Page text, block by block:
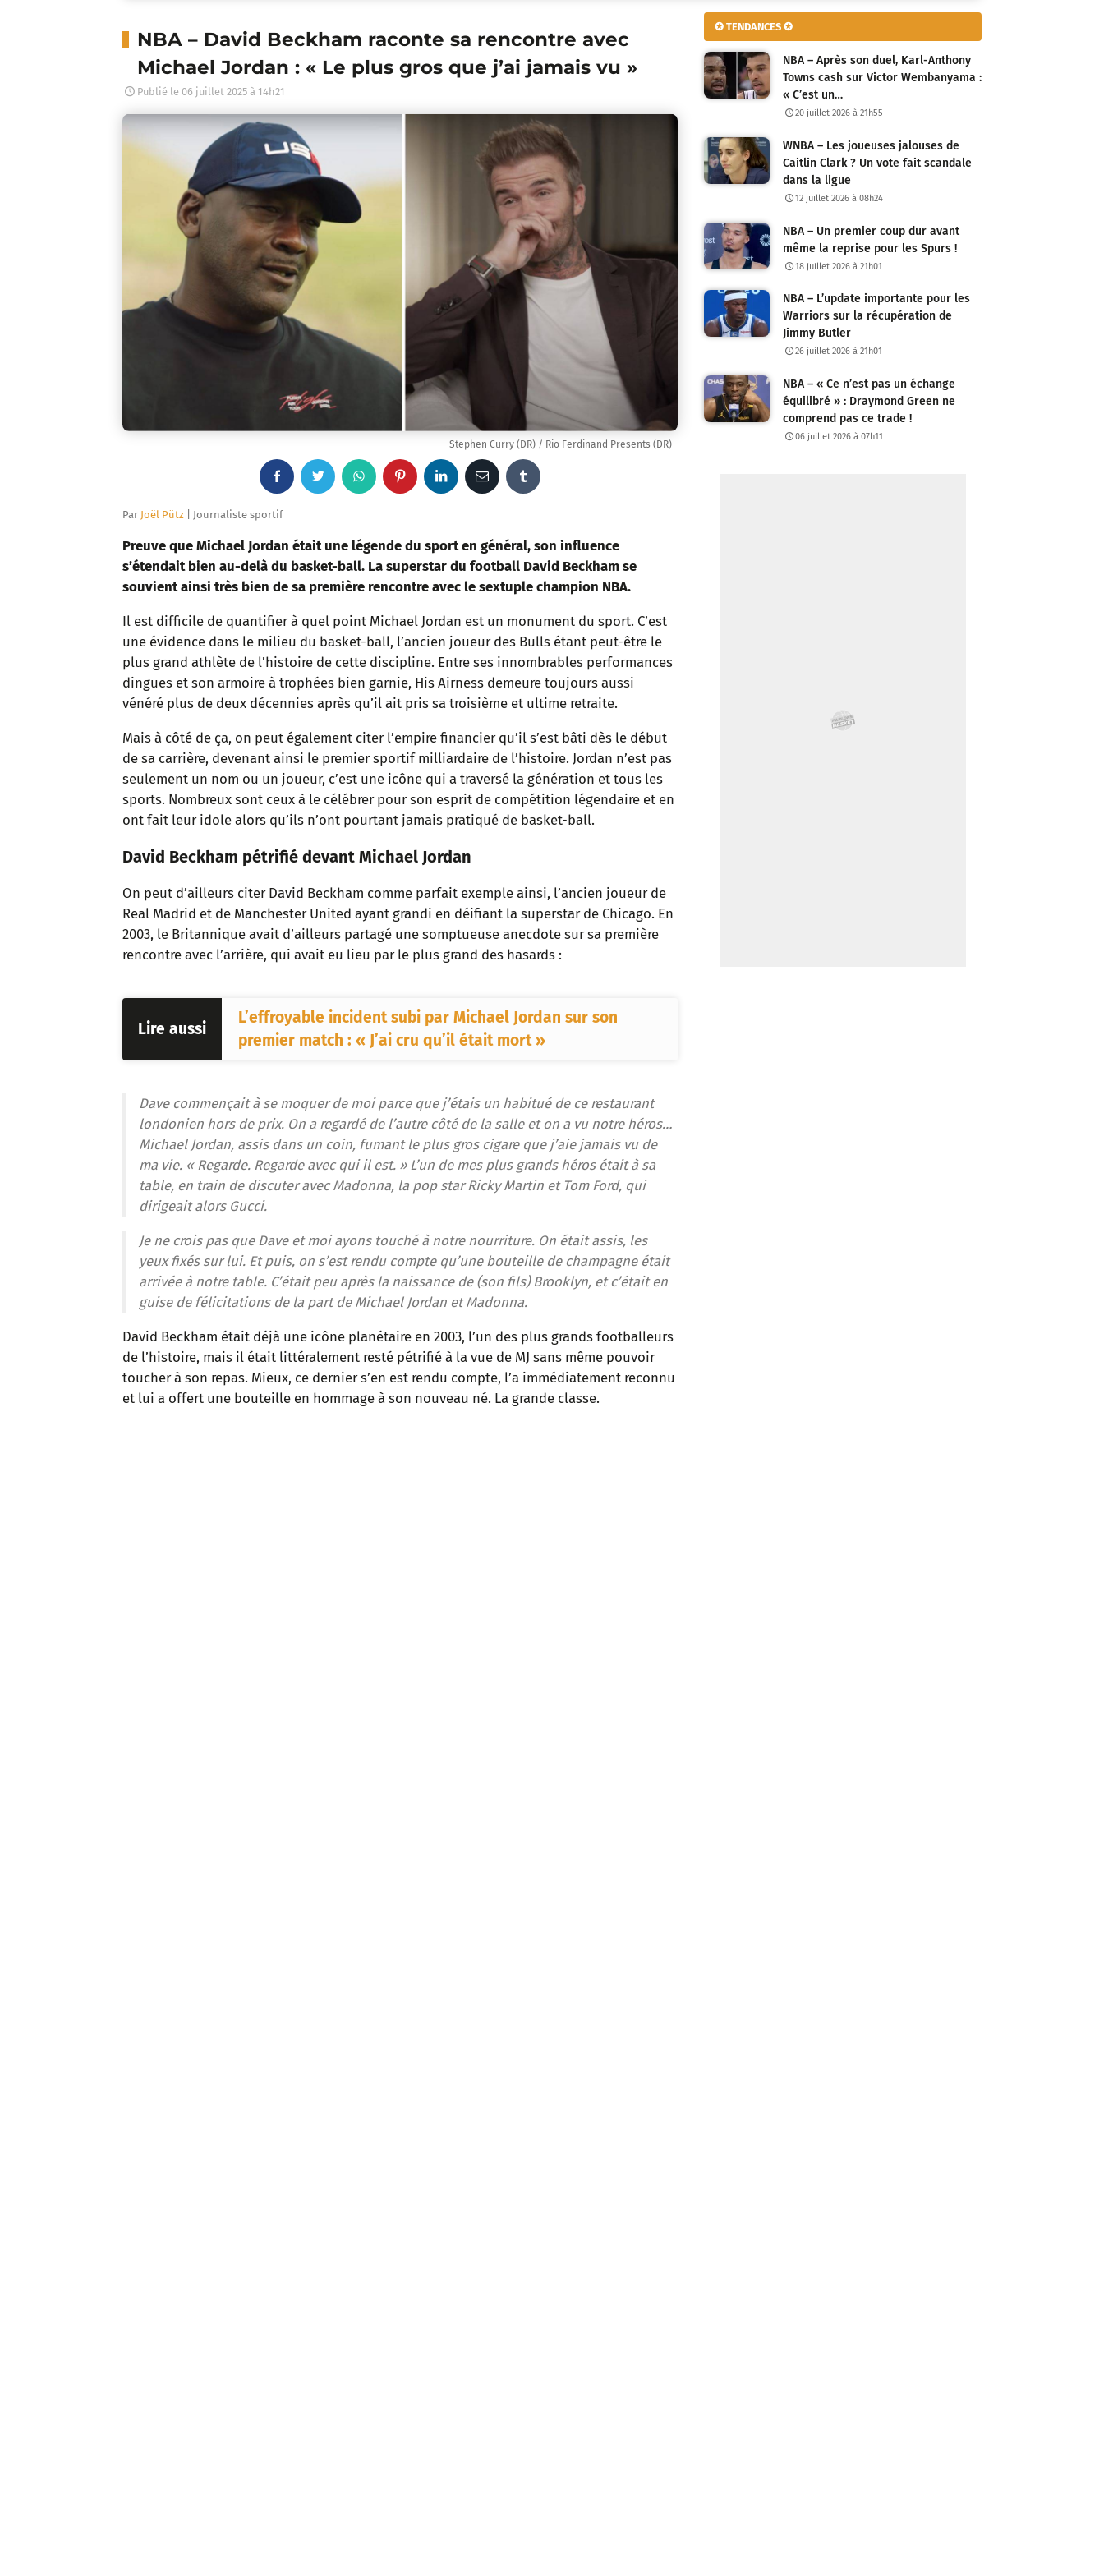
NBA – David Beckham raconte sa rencontre avec
Michael Jordan : « Le plus gros que j’ai jamais vu »
Publié le 06 juillet 2025 à 14h21
Stephen Curry (DR) / Rio Ferdinand Presents (DR)
c
b
o
o
i
t
e
r
W
a
s
a
p
P
n
e
r
e
t
n
d
I
E
a m
r
Par Joël Pütz | Journaliste sportif
Preuve que Michael Jordan était une légende du sport en général, son influence
s’étendait bien au-delà du basket-ball. La superstar du football David Beckham se
souvient ainsi très bien de sa première rencontre avec le sextuple champion NBA.
Il est difficile de quantifier à quel point Michael Jordan est un monument du sport. C’est
une évidence dans le milieu du basket-ball, l’ancien joueur des Bulls étant peut-être le
plus grand athlète de l’histoire de cette discipline. Entre ses innombrables performances
dingues et son armoire à trophées bien garnie, His Airness demeure toujours aussi
vénéré plus de deux décennies après qu’il ait pris sa troisième et ultime retraite.
Mais à côté de ça, on peut également citer l’empire financier qu’il s’est bâti dès le début
de sa carrière, devenant ainsi le premier sportif milliardaire de l’histoire. Jordan n’est pas
seulement un nom ou un joueur, c’est une icône qui a traversé la génération et tous les
sports. Nombreux sont ceux à le célébrer pour son esprit de compétition légendaire et en
ont fait leur idole alors qu’ils n’ont pourtant jamais pratiqué de basket-ball.
David Beckham pétrifié devant Michael Jordan
On peut d’ailleurs citer David Beckham comme parfait exemple ainsi, l’ancien joueur de
Real Madrid et de Manchester United ayant grandi en déifiant la superstar de Chicago. En
2003, le Britannique avait d’ailleurs partagé une somptueuse anecdote sur sa première
rencontre avec l’arrière, qui avait eu lieu par le plus grand des hasards :
Lire aussi
L’effroyable incident subi par Michael Jordan sur son
premier match : « J’ai cru qu’il était mort »
Dave commençait à se moquer de moi parce que j’étais un habitué de ce restaurant
londonien hors de prix. On a regardé de l’autre côté de la salle et on a vu notre héros…
Michael Jordan, assis dans un coin, fumant le plus gros cigare que j’aie jamais vu de
ma vie. « Regarde. Regarde avec qui il est. » L’un de mes plus grands héros était à sa
table, en train de discuter avec Madonna, la pop star Ricky Martin et Tom Ford, qui
dirigeait alors Gucci.
Je ne crois pas que Dave et moi ayons touché à notre nourriture. On était assis, les
yeux fixés sur lui. Et puis, on s’est rendu compte qu’une bouteille de champagne était
arrivée à notre table. C’était peu après la naissance de (son fils) Brooklyn, et c’était en
guise de félicitations de la part de Michael Jordan et Madonna.
David Beckham était déjà une icône planétaire en 2003, l’un des plus grands footballeurs
de l’histoire, mais il était littéralement resté pétrifié à la vue de MJ sans même pouvoir
toucher à son repas. Mieux, ce dernier s’en est rendu compte, l’a immédiatement reconnu
et lui a offert une bouteille en hommage à son nouveau né. La grande classe.
✪ TENDANCES ✪
NBA – Après son duel, Karl-Anthony
Towns cash sur Victor Wembanyama :
« C’est un…
20 juillet 2026 à 21h55
WNBA – Les joueuses jalouses de
Caitlin Clark ? Un vote fait scandale
dans la ligue
12 juillet 2026 à 08h24
NBA – Un premier coup dur avant
même la reprise pour les Spurs !
18 juillet 2026 à 21h01
NBA – L’update importante pour les
Warriors sur la récupération de
Jimmy Butler
26 juillet 2026 à 21h01
NBA – « Ce n’est pas un échange
équilibré » : Draymond Green ne
comprend pas ce trade !
06 juillet 2026 à 07h11